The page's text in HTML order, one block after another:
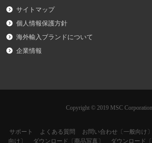
サイトマップ
個人情報保護方針
海外輸入ブランドについて
企業情報
Copyright © 2019 MSC Corporation.
サポート よくある質問 お問い合わせ〔一般向け〕
向け〕
ダウンロード〔商品写真〕 ダウンロード